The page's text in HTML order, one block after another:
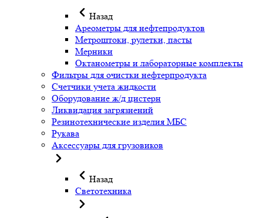
Назад
Ареометры для нефтепродуктов
Метроштоки, рулетки, пасты
Мерники
Октанометры и лабораторные комплекты
Фильтры для очистки нефтерпродукта
Счетчики учета жидкости
Оборудование ж/д цистерн
Ликвидация загрязнений
Резинотехнические изделия МБС
Рукава
Аксессуары для грузовиков
Назад
Светотехника